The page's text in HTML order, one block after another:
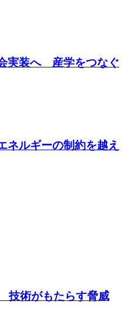
実装へ 産学をつなぐ
ネルギーの制約を越え
技術がもたらす脅威